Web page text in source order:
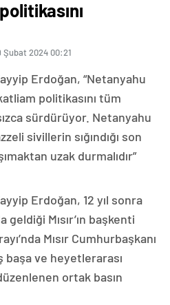
Şubat 2024 00:21
Erdoğan, “Netanyahu
politikasını tüm
sürdürüyor. Netanyahu
sivillerin sığındığı son
uzak durmalıdır”
Erdoğan, 12 yıl sonra
Mısır’ın başkenti
Mısır Cumhurbaşkanı
ve heyetlerarası
ortak basın